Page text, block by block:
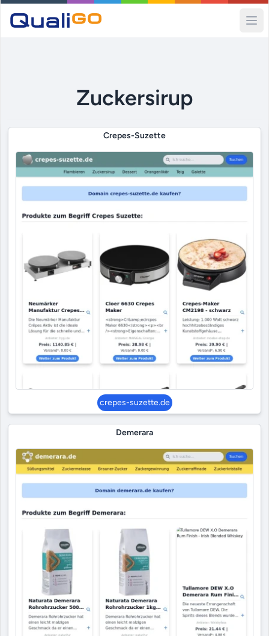
Zuckersirup
Crepes-Suzette
crepes-suzette.de
Demerara